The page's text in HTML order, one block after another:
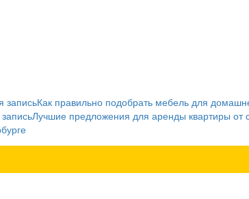
записьКак правильно подобрать мебель для
Лучшие предложения для аренды квартиры от